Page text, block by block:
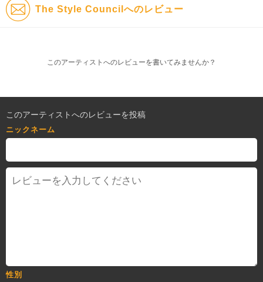
The Style Councilへのレビュー
このアーティストへのレビューを書いてみませんか？
このアーティストへのレビューを投稿
ニックネーム
性別